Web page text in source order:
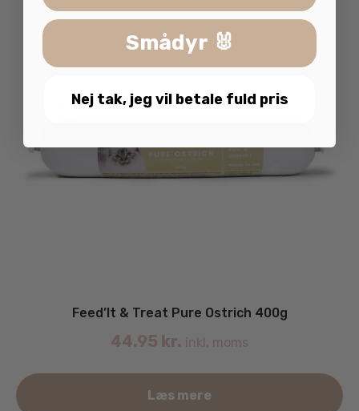
Feed’It & Treat Pure Ostrich 400g
44.95 kr. inkl. moms
Læs mere
Smådyr 🐰
Nej tak, jeg vil betale fuld pris